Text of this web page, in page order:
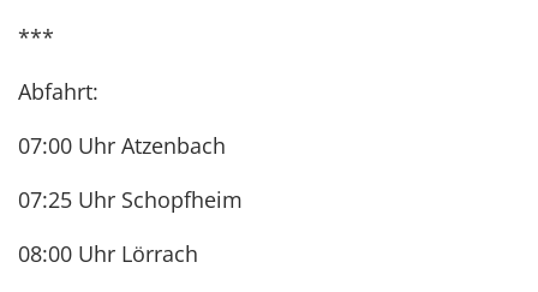
***
Abfahrt:
07:00 Uhr Atzenbach
07:25 Uhr Schopfheim
08:00 Uhr Lörrach